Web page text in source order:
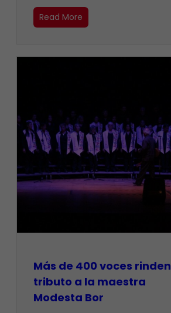
Read More
Más de 400 voces rinden
tributo a la maestra
Modesta Bor